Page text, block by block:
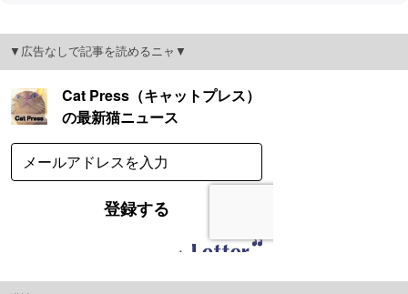
▼広告なしで記事を読めるニャ▼